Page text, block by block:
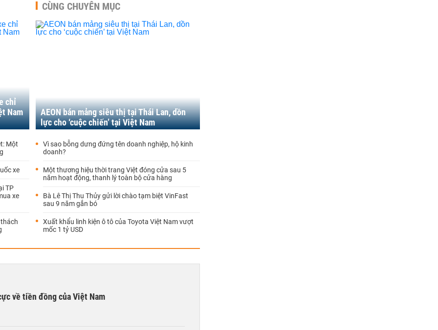
chỉ
Nam
Một
xe
TP
xe
CÙNG CHUYÊN MỤC
AEON bán mảng siêu thị tại Thái Lan, dồn
lực cho ‘cuộc chiến’ tại Việt Nam
Vì sao bỗng dưng đứng tên doanh nghiệp, hộ kinh
doanh?
Một thương hiệu thời trang Việt đóng cửa sau 5
năm hoạt động, thanh lý toàn bộ cửa hàng
Bà Lê Thị Thu Thủy gửi lời chào tạm biệt VinFast
sau 9 năm gắn bó
Xuất khẩu linh kiện ô tô của Toyota Việt Nam vượt
mốc 1 tỷ USD
về tiền đồng của Việt Nam